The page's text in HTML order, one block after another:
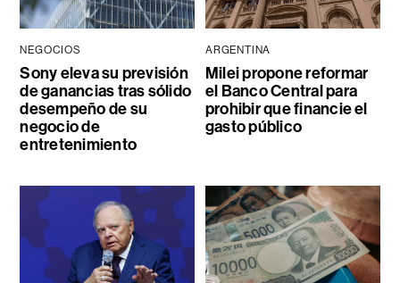
NEGOCIOS
Sony eleva su previsión
de ganancias tras sólido
desempeño de su
negocio de
entretenimiento
ARGENTINA
Milei propone reformar
el Banco Central para
prohibir que financie el
gasto público